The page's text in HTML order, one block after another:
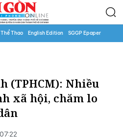
Thể Thao English Edition SGGP Epaper
(TPHCM): Nhiều
xã hội, chăm lo